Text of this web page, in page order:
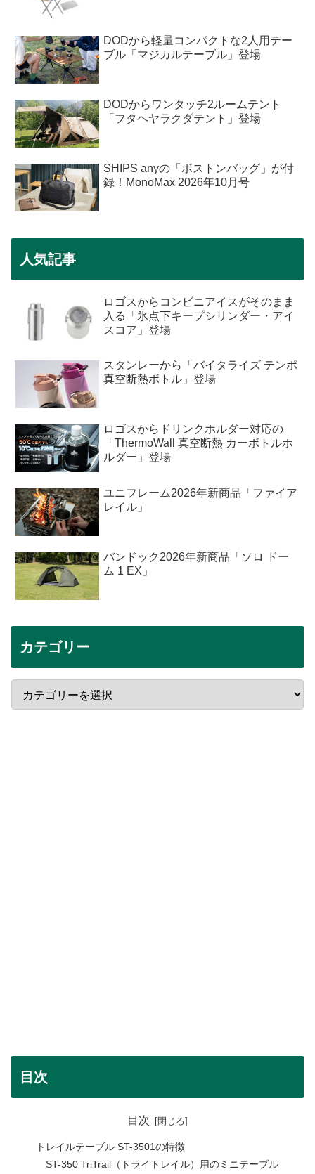
DODから軽量コンパクトな2人用テー
ブル「マジカルテーブル」登場
DODからワンタッチ2ルームテント
「フタヘヤラクダテント」登場
SHIPS anyの「ボストンバッグ」が付
録！MonoMax 2026年10月号
人気記事
ロゴスからコンビニアイスがそのまま
入る「氷点下キープシリンダー・アイ
スコア」登場
スタンレーから「バイタライズ テンポ
真空断熱ボトル」登場
ロゴスからドリンクホルダー対応の
「ThermoWall 真空断熱 カーボトルホ
ルダー」登場
ユニフレーム2026年新商品「ファイア
レイル」
バンドック2026年新商品「ソロ ドー
ム 1 EX」
カテゴリー
目次
目次
トレイルテーブル ST-3501の特徴
ST-350 TriTrail（トライトレイル）用のミニテーブル